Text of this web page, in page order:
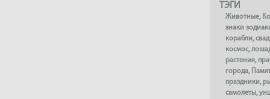
ТЭГИ
Животные,
знаки
корабли,
космос,
растения,
города,
праздники,
самолеты,